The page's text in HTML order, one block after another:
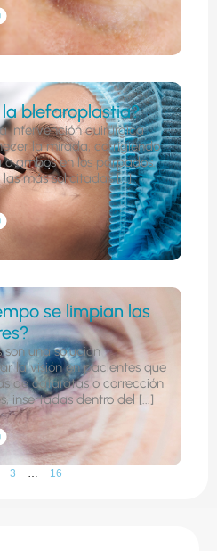
la blefaroplastia?
intervención quirúrgica
la mirada, corrigiendo
o ambos en los párpados.
más solicitadas [...]
se limpian las
una solución
la visión en pacientes que
de cataratas o corrección
insertadas dentro del [...]
3 16